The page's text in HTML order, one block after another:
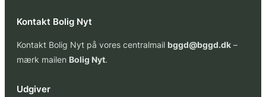
Kontakt Bolig Nyt
Kontakt Bolig Nyt på vores centralmail bggd@bggd.dk –
mærk mailen Bolig Nyt.
Udgiver